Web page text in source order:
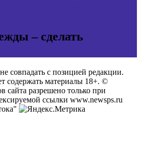
– сделать
совпадать с позицией редакции.
содержать материалы 18+. ©
сайта разрешено только при
ссылки www.newsps.ru